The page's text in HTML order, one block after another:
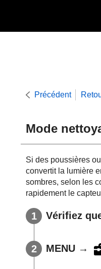
Précédent
Mode
Si des poussières
convertit la lumière
sombres, selon les
rapidement le
Vérifiez
MENU →